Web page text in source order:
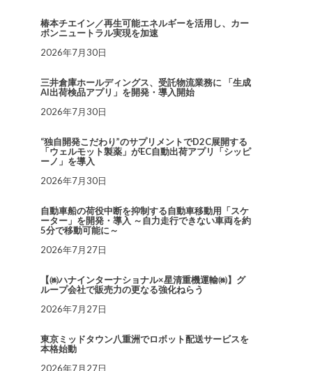
椿本チエイン／再生可能エネルギーを活用し、カー
ボンニュートラル実現を加速
2026年7月30日
三井倉庫ホールディングス、受託物流業務に 「生成
AI出荷検品アプリ」を開発・導入開始
2026年7月30日
“独自開発こだわり”のサプリメントでD2C展開する
「ウェルモット製薬」がEC自動出荷アプリ「シッピ
ーノ」を導入
2026年7月30日
自動車船の荷役中断を抑制する自動車移動用「スケ
ーター」を開発・導入 ～自力走行できない車両を約
5分で移動可能に～
2026年7月27日
【㈱ハナインターナショナル×星清重機運輸㈱】グ
ループ会社で販売力の更なる強化ねらう
2026年7月27日
東京ミッドタウン八重洲でロボット配送サービスを
本格始動
2026年7月27日